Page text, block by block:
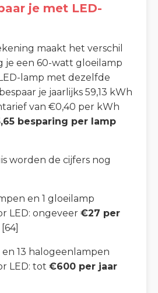
je met LED-
maakt het verschil
je een 60-watt gloeilamp
lamp met dezelfde
je jaarlijks 59,13 kWh
van €0,40 per kWh
besparing per lamp
worden de cijfers nog
en 1 gloeilamp
LED: ongeveer €27 per
en 13 halogeenlampen
LED: tot €600 per jaar